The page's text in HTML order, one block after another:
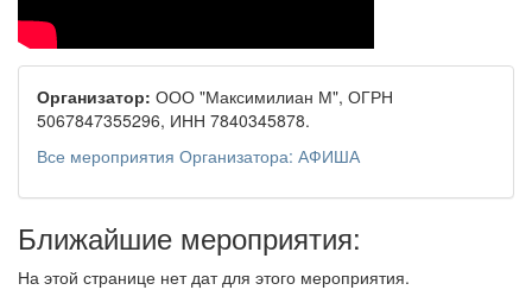
Организатор: ООО "Максимилиан М", ОГРН
5067847355296, ИНН 7840345878.
Все мероприятия Организатора: АФИША
Ближайшие мероприятия:
На этой странице нет дат для этого мероприятия.